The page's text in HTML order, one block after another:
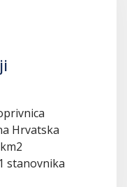
Hrvatska
stanovnika